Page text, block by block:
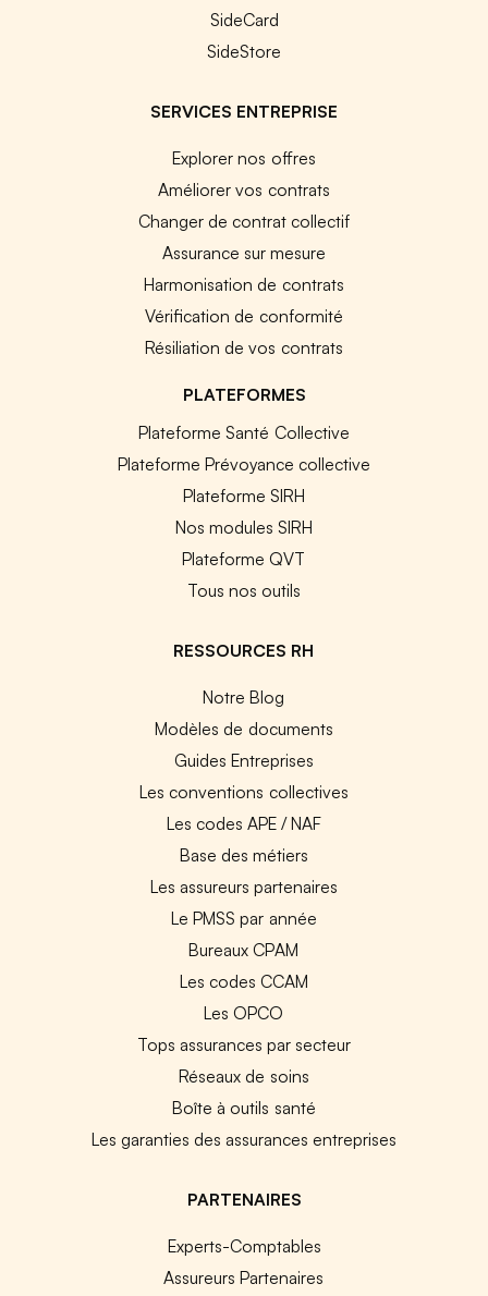
SideCard
SideStore
SERVICES ENTREPRISE
Explorer nos offres
Améliorer vos contrats
Changer de contrat collectif
Assurance sur mesure
Harmonisation de contrats
Vérification de conformité
Résiliation de vos contrats
PLATEFORMES
Plateforme Santé Collective
Plateforme Prévoyance collective
Plateforme SIRH
Nos modules SIRH
Plateforme QVT
Tous nos outils
RESSOURCES RH
Notre Blog
Modèles de documents
Guides Entreprises
Les conventions collectives
Les codes APE / NAF
Base des métiers
Les assureurs partenaires
Le PMSS par année
Bureaux CPAM
Les codes CCAM
Les OPCO
Tops assurances par secteur
Réseaux de soins
Boîte à outils santé
Les garanties des assurances entreprises
PARTENAIRES
Experts-Comptables
Assureurs Partenaires